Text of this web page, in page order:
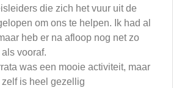
die zich het vuur uit de
om ons te helpen. Ik had al
heb er na afloop nog net zo
vooraf.
was een mooie activiteit, maar
is heel gezellig